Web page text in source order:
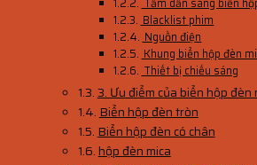
Blacklist phim
Nguồn điện
Khung biển hộp đèn
Thiết bị chiếu sáng
3. Ưu điểm của biển hộp đèn
Biển hộp đèn tròn
Biển hộp đèn có chân
hộp đèn mica